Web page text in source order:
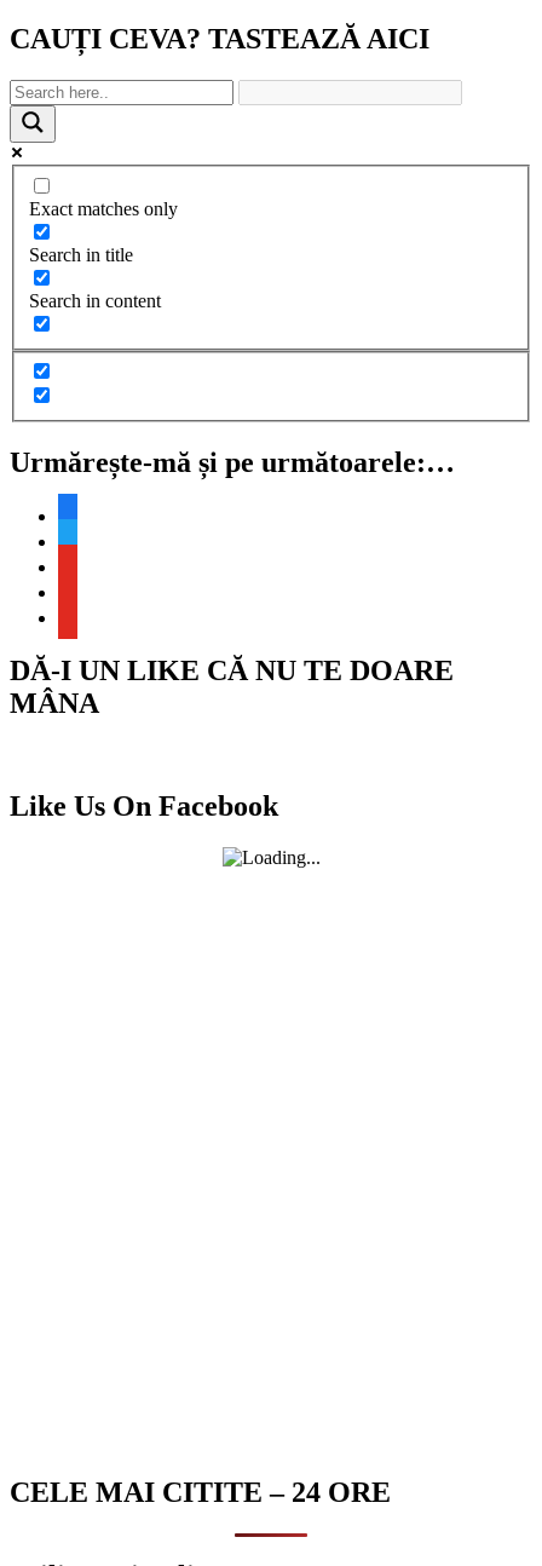
CAUȚI CEVA? TASTEAZĂ AICI
Exact matches only
Search in title
Search in content
Urmărește-mă și pe următoarele:…
DĂ-I UN LIKE CĂ NU TE DOARE
MÂNA
Like Us On Facebook
CELE MAI CITITE – 24 ORE